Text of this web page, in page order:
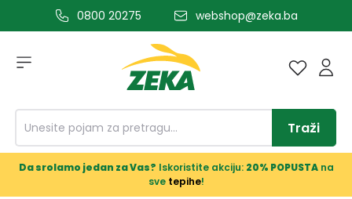
glavni sadržaj0800 20275 webshop@zeka.ba
Traži
Da srolamo jedan za Vas? Iskoristite akciju: 20% POPUSTAna
sve tepihe!